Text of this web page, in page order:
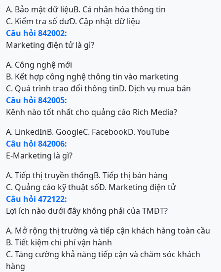
A. Bảo mật dữ liệuB. Cá nhân hóa thông tin
C. Kiểm tra số dưD. Cập nhật dữ liệu
Câu hỏi 842002:
Marketing điện tử là gì?
A. Công nghệ mới
B. Kết hợp công nghệ thông tin vào marketing
C. Quá trình trao đổi thông tinD. Dịch vụ mua bán
Câu hỏi 842005:
Kênh nào tốt nhất cho quảng cáo Rich Media?
A. LinkedInB. GoogleC. FacebookD. YouTube
Câu hỏi 842006:
E-Marketing là gì?
A. Tiếp thị truyền thốngB. Tiếp thị bán hàng
C. Quảng cáo kỹ thuật sốD. Marketing điện tử
Câu hỏi 472122:
Lợi ích nào dưới đây không phải của TMĐT?
A. Mở rộng thị trường và tiếp cận khách hàng toàn cầu
B. Tiết kiệm chi phí vận hành
C. Tăng cường khả năng tiếp cận và chăm sóc khách
hàng